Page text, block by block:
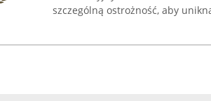
szczególną ostrożność, aby